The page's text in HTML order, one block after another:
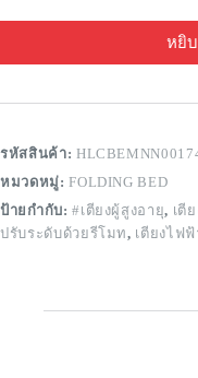
หยิ
รหัสสินค้า:
หมวดหมู่:FOLDING BED
ป้ายกำกับ:#เตียงผู้สูงอายุ, เตี
ปรับระดับด้วยรีโมท, เตียงไฟฟ้